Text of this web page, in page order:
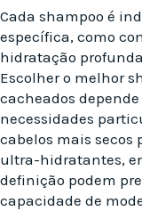
Cada shampoo é
específica, como
hidratação
Escolher o melhor
cacheados
necessidades
cabelos mais secos
ultra-hidratantes,
definição podem
capacidade de